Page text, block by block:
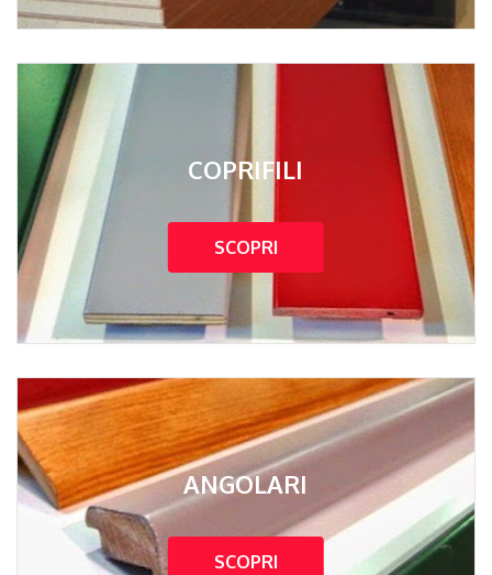
COPRIFILI
SCOPRI
ANGOLARI
SCOPRI